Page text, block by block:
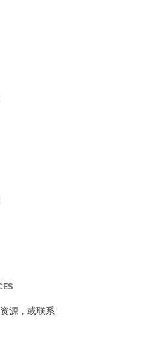
多张幻灯片，则该页面中的所
for Customer Engagement 有
用星号表示。如果用户从包含强
面，他们也必须从该演示文稿中
页面
员 (HCP) 交互期间，用户可以在
示。在演示播放器中，适用于客
填页面
出显示强制页面，防止用户在
源，或联系